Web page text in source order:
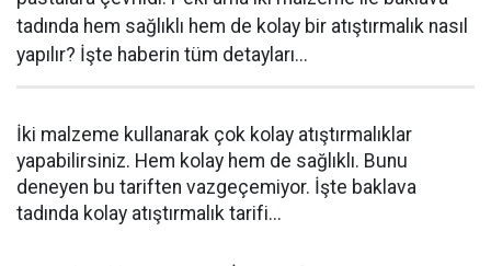
tadında hem sağlıklı hem de kolay bir atıştırmalık nasıl
yapılır? İşte haberin tüm detayları...
İki malzeme kullanarak çok kolay atıştırmalıklar
yapabilirsiniz. Hem kolay hem de sağlıklı. Bunu
deneyen bu tariften vazgeçemiyor. İşte baklava
tadında kolay atıştırmalık tarifi...